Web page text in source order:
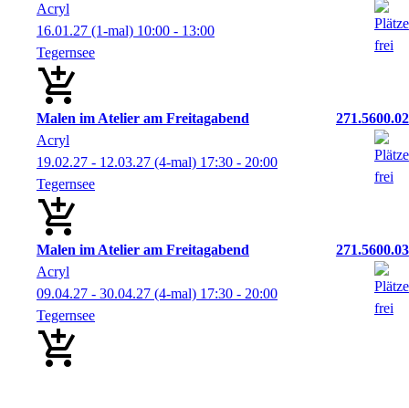
Acryl
16.01.27 (1-mal) 10:00 - 13:00
Tegernsee
Malen im Atelier am Freitagabend
271.5600.02
Acryl
19.02.27 - 12.03.27 (4-mal) 17:30 - 20:00
Tegernsee
Malen im Atelier am Freitagabend
271.5600.03
Acryl
09.04.27 - 30.04.27 (4-mal) 17:30 - 20:00
Tegernsee